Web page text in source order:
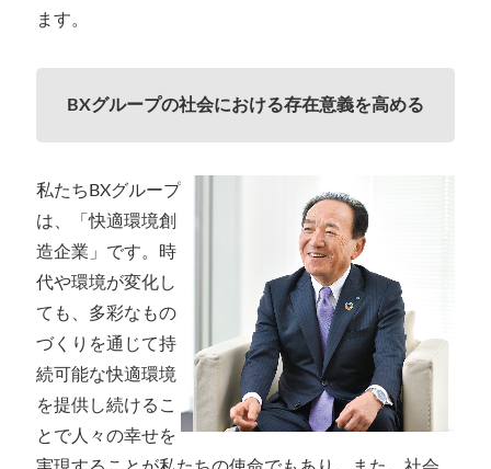
ます。
BXグループの社会における存在意義を高める
私たちBXグループ
は、「快適環境創
造企業」です。時
代や環境が変化し
ても、多彩なもの
づくりを通じて持
続可能な快適環境
を提供し続けるこ
とで人々の幸せを